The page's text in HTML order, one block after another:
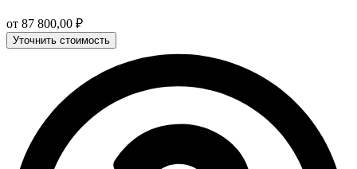
от 87 800,00 ₽
Уточнить стоимость